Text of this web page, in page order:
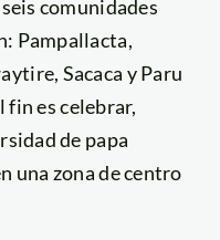
comunidades
Pampallacta,
Sacaca y Paru
fin es celebrar,
de papa
una zona de centro